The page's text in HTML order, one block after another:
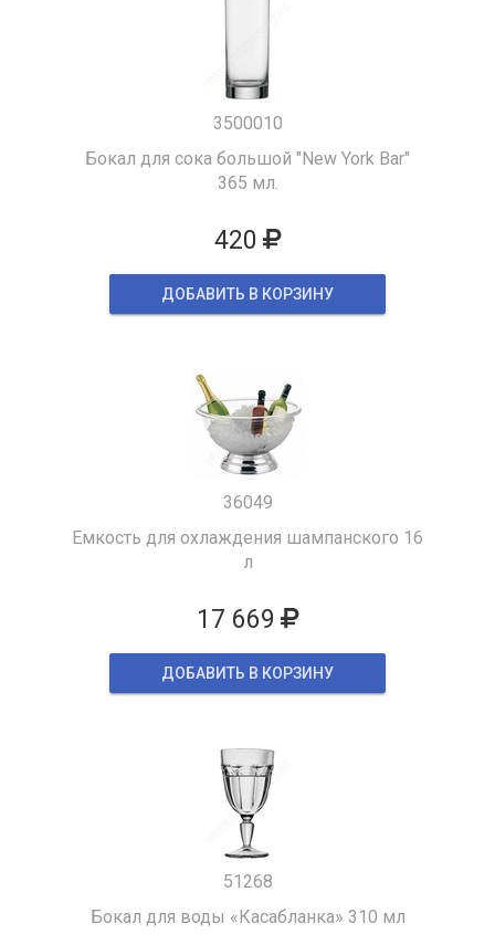
3500010
Бокал для сока большой "New York Bar"
365 мл.
420
ДОБАВИТЬ В КОРЗИНУ
36049
Емкость для охлаждения шампанского 16
л
17 669
ДОБАВИТЬ В КОРЗИНУ
51268
Бокал для воды «Касабланка» 310 мл